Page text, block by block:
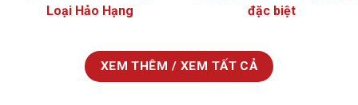
Loại Hảo Hạng
đặc biệt
XEM THÊM / XEM TẤT CẢ